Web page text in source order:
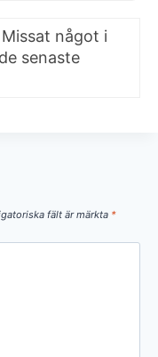
Missat något i
senaste
fält är märkta *